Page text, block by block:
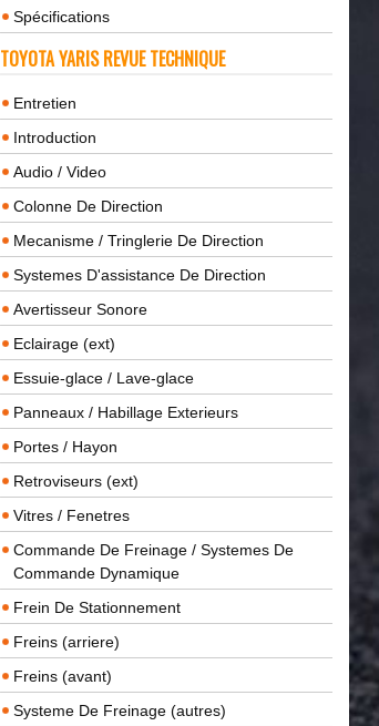
Spécifications
TOYOTA YARIS REVUE TECHNIQUE
Entretien
Introduction
Audio / Video
Colonne De Direction
Mecanisme / Tringlerie De Direction
Systemes D'assistance De Direction
Avertisseur Sonore
Eclairage (ext)
Essuie-glace / Lave-glace
Panneaux / Habillage Exterieurs
Portes / Hayon
Retroviseurs (ext)
Vitres / Fenetres
Commande De Freinage / Systemes De
Commande Dynamique
Frein De Stationnement
Freins (arriere)
Freins (avant)
Systeme De Freinage (autres)